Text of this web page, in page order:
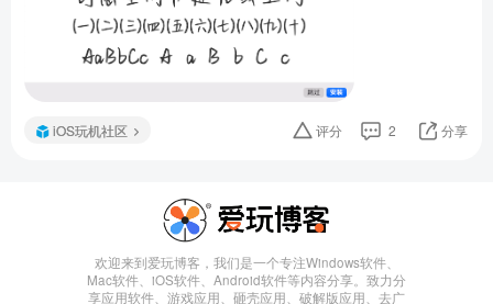
iOS玩机社区 评分 2 分享
欢迎来到爱玩博客，我们是一个专注Windows软件、
Mac软件、iOS软件、Android软件等内容分享。致力分
享应用软件、游戏应用、砸壳应用、破解版应用、去广